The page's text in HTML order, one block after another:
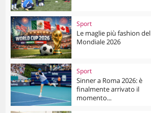
Sport
Le maglie più fashion del
Mondiale 2026
Sport
Sinner a Roma 2026: è
finalmente arrivato il
momento...